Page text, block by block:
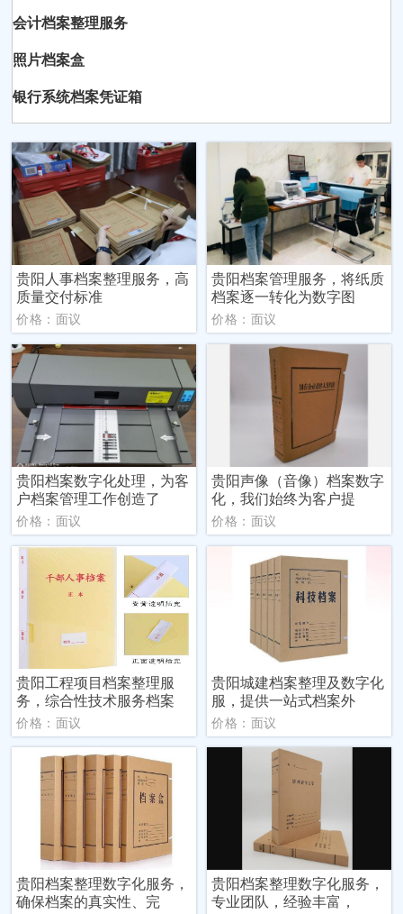
会计档案整理服务
照片档案盒
银行系统档案凭证箱
贵阳人事档案整理服务，高
质量交付标准
价格：面议
贵阳档案管理服务，将纸质
档案逐一转化为数字图
价格：面议
贵阳档案数字化处理，为客
户档案管理工作创造了
价格：面议
贵阳声像（音像）档案数字
化，我们始终为客户提
价格：面议
贵阳工程项目档案整理服
务，综合性技术服务档案
价格：面议
贵阳城建档案整理及数字化
服，提供一站式档案外
价格：面议
贵阳档案整理数字化服务，
确保档案的真实性、完
贵阳档案整理数字化服务，
专业团队，经验丰富，